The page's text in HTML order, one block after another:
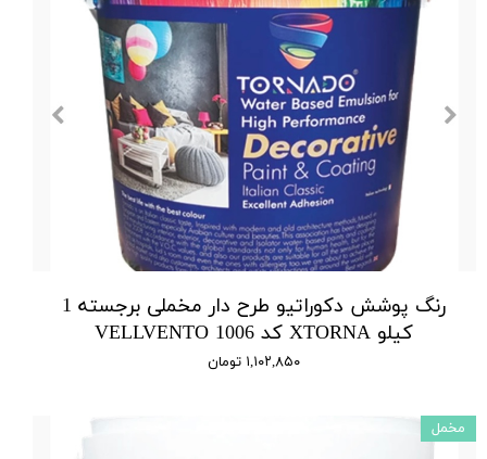
رنگ پوشش دکوراتیو طرح دار مخملی برجسته 1
کیلو XTORNA کد 1006 VELLVENTO
۱,۱۰۲,۸۵۰ تومان
مخمل